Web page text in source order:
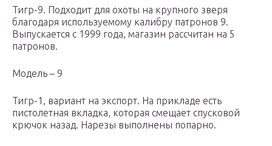
Тигр-9. Подходит для охоты на крупного зверя
благодаря используемому калибру патронов 9.
Выпускается с 1999 года, магазин рассчитан на 5
патронов.
Модель – 9
Тигр-1, вариант на экспорт. На прикладе есть
пистолетная вкладка, которая смещает спусковой
крючок назад. Нарезы выполнены попарно.